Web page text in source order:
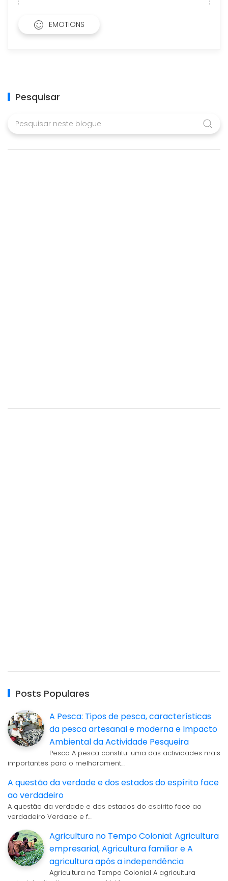
EMOTIONS
Pesquisar
Posts Populares
A Pesca: Tipos de pesca, características
da pesca artesanal e moderna e Impacto
Ambiental da Actividade Pesqueira
Pesca A pesca constitui uma das actividades mais
importantes para o melhorament…
A questão da verdade e dos estados do espírito face
ao verdadeiro
A questão da verdade e dos estados do espírito face ao
verdadeiro Verdade e f…
Agricultura no Tempo Colonial: Agricultura
empresarial, Agricultura familiar e A
agricultura após a independência
Agricultura no Tempo Colonial A agricultura